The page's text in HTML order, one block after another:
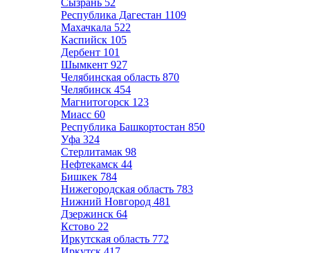
Сызрань 52
Республика Дагестан 1109
Махачкала 522
Каспийск 105
Дербент 101
Шымкент 927
Челябинская область 870
Челябинск 454
Магнитогорск 123
Миасс 60
Республика Башкортостан 850
Уфа 324
Стерлитамак 98
Нефтекамск 44
Бишкек 784
Нижегородская область 783
Нижний Новгород 481
Дзержинск 64
Кстово 22
Иркутская область 772